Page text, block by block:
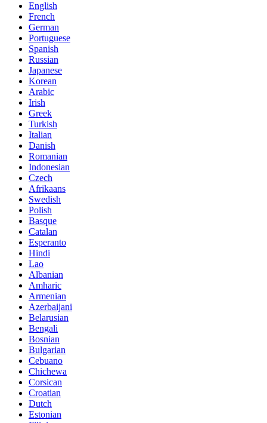
English
French
German
Portuguese
Spanish
Russian
Japanese
Korean
Arabic
Irish
Greek
Turkish
Italian
Danish
Romanian
Indonesian
Czech
Afrikaans
Swedish
Polish
Basque
Catalan
Esperanto
Hindi
Lao
Albanian
Amharic
Armenian
Azerbaijani
Belarusian
Bengali
Bosnian
Bulgarian
Cebuano
Chichewa
Corsican
Croatian
Dutch
Estonian